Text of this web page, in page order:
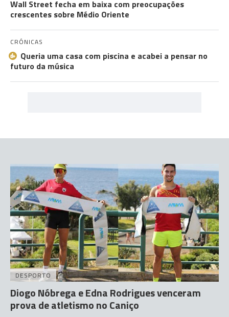
Wall Street fecha em baixa com preocupações
crescentes sobre Médio Oriente
CRÓNICAS
Queria uma casa com piscina e acabei a pensar no
futuro da música
DESPORTO
Diogo Nóbrega e Edna Rodrigues venceram
prova de atletismo no Caniço